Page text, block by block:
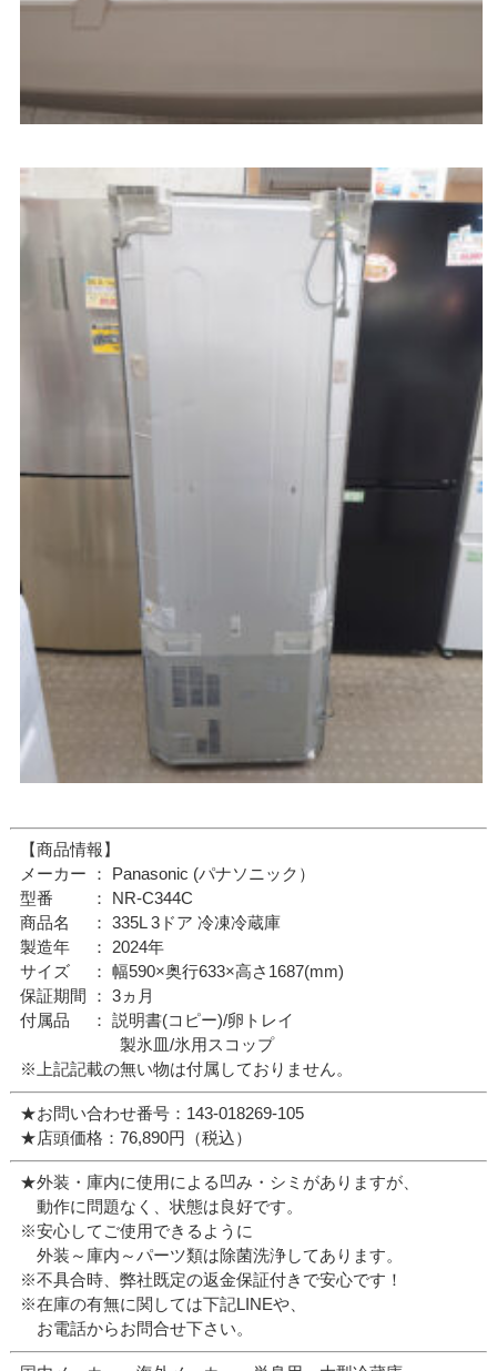
【商品情報】
メーカー ： Panasonic (パナソニック）
型番 ： NR-C344C
商品名 ： 335L 3ドア 冷凍冷蔵庫
製造年 ： 2024年
サイズ ： 幅590×奥行633×高さ1687(mm)
保証期間 ： 3ヵ月
付属品 ： 説明書(コピー)/卵トレイ
製氷皿/氷用スコップ
※上記記載の無い物は付属しておりません。
★お問い合わせ番号：143-018269-105
★店頭価格：76,890円（税込）
★外装・庫内に使用による凹み・シミがありますが、
動作に問題なく、状態は良好です。
※安心してご使用できるように
外装～庫内～パーツ類は除菌洗浄してあります。
※不具合時、弊社既定の返金保証付きで安心です！
※在庫の有無に関しては下記LINEや、
お電話からお問合せ下さい。